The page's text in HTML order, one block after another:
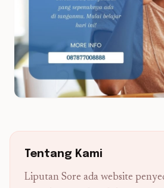
Tentang Kami
Liputan Sore ada website